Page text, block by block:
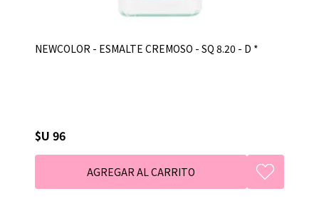
NEWCOLOR - ESMALTE CREMOSO - SQ 8.20 - D *
$U 96